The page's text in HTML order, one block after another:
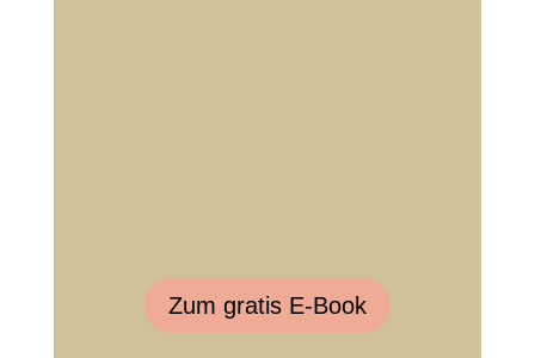
Zum gratis E-Book